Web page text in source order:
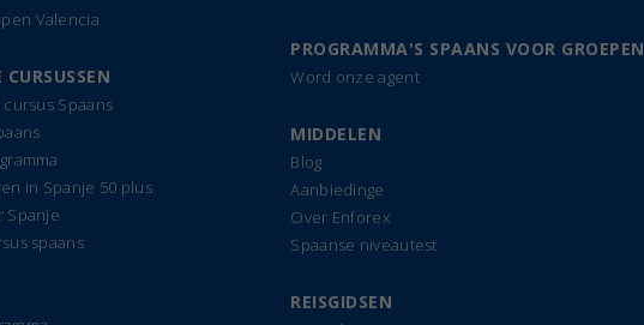
Valencia
CURSUSSEN
Spaans
in Spanje 50 plus
Spanje
spaans
PROGRAMMA'S SPAANS VOOR GROEPEN
Word onze agent
MIDDELEN
Blog
Aanbiedinge
Over Enforex
Spaanse niveautest
REISGIDSEN